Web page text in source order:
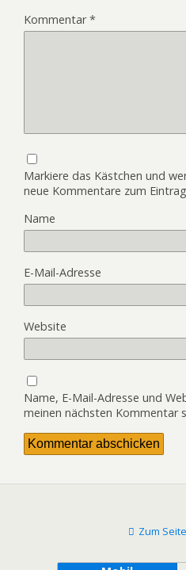
Kommentar*
Markiere das Kästchen und
neue Kommentare zum
Name
E-Mail-Adresse
Website
Name, E-Mail-Adresse und
meinen nächsten Kommentar
Zum